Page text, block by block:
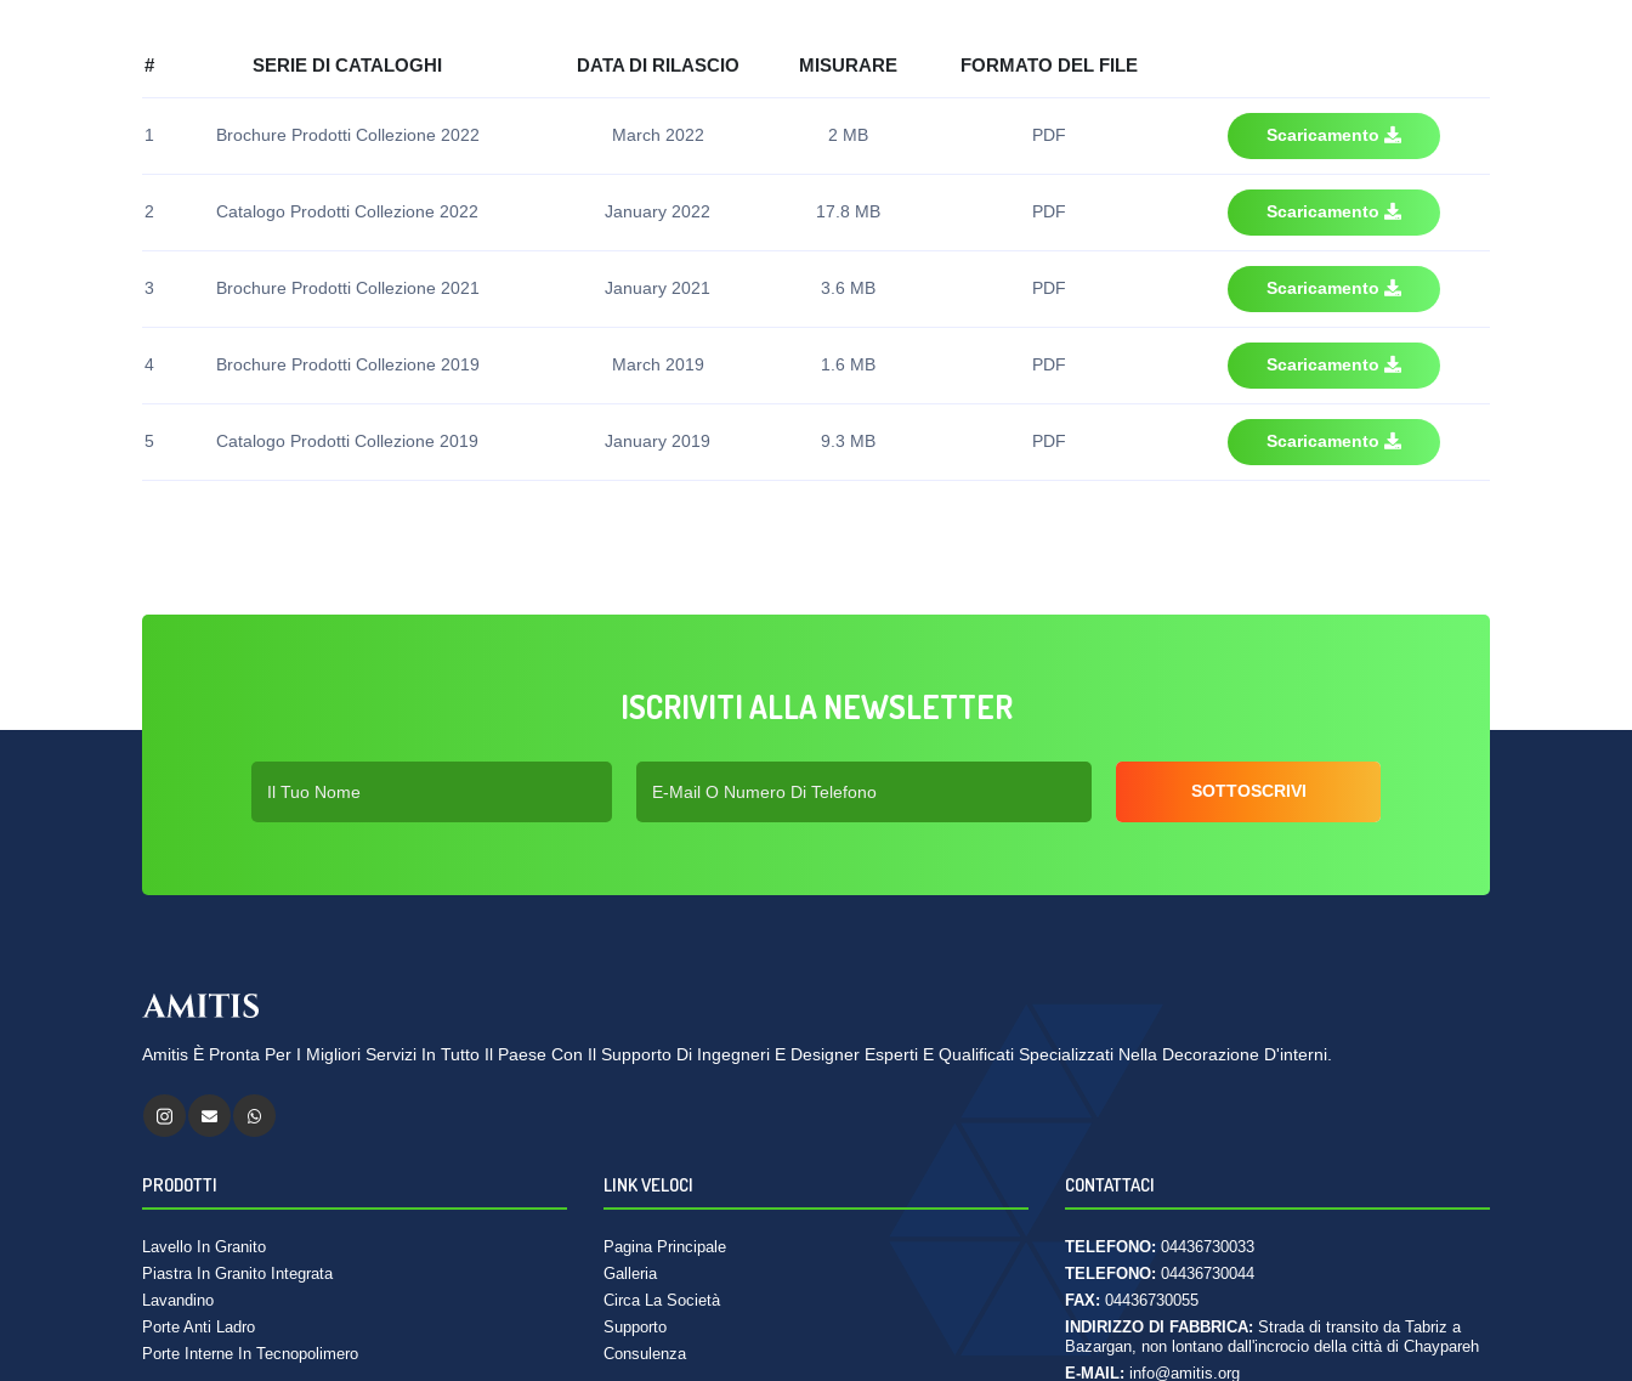
# SERIE DI CATALOGHI DATA DI RILASCIO MISURARE FORMATO DEL FILE
1 Brochure Prodotti Collezione 2022 March 2022 2 MB PDF Scaricamento
2 Catalogo Prodotti Collezione 2022 January 2022 17.8 MB PDF Scaricamento
3 Brochure Prodotti Collezione 2021 January 2021 3.6 MB PDF Scaricamento
4 Brochure Prodotti Collezione 2019 March 2019 1.6 MB PDF Scaricamento
5 Catalogo Prodotti Collezione 2019 January 2019 9.3 MB PDF Scaricamento
ISCRIVITI ALLA NEWSLETTER
SOTTOSCRIVI
Amitis È Pronta Per I Migliori Servizi In Tutto Il Paese Con Il Supporto Di Ingegneri E Designer Esperti E Qualificati Specializzati Nella Decorazione D'interni.
PRODOTTI
Lavello In Granito
Piastra In Granito Integrata
Lavandino
Porte Anti Ladro
Porte Interne In Tecnopolimero
LINK VELOCI
Pagina Principale
Galleria
Circa La Società
Supporto
Consulenza
CONTATTACI
TELEFONO: 04436730033
TELEFONO: 04436730044
FAX: 04436730055
INDIRIZZO DI FABBRICA: Strada di transito da Tabriz a
Bazargan, non lontano dall'incrocio della città di Chaypareh
E-MAIL: info@amitis.org